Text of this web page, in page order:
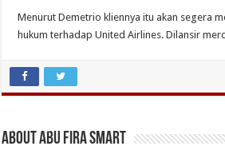
Menurut Demetrio kliennya itu akan segera
hukum terhadap United Airlines. Dilansir
About Abu Fira Smart